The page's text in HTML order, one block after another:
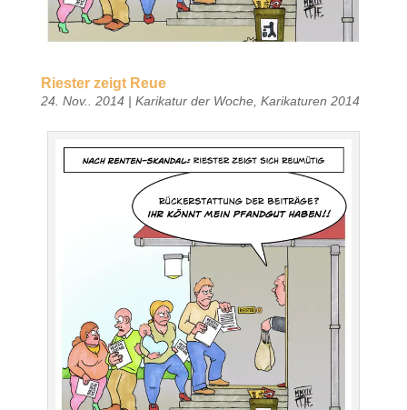
Riester zeigt Reue
24. Nov.. 2014| Karikatur der Woche, Karikaturen 2014